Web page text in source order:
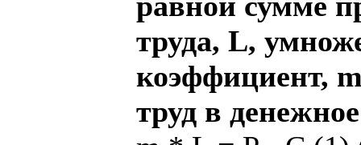
труда, L,
коэффициент,
труд в